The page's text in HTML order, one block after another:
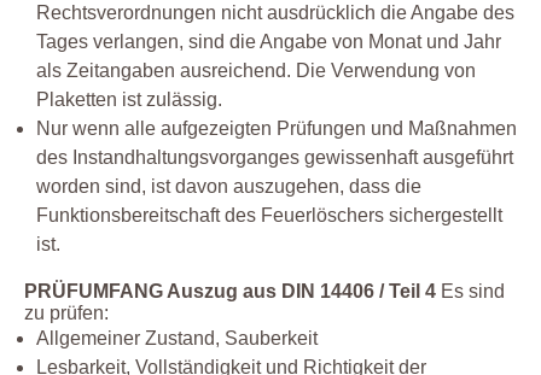
Rechtsverordnungen nicht ausdrücklich die Angabe des
Tages verlangen, sind die Angabe von Monat und Jahr
als Zeitangaben ausreichend. Die Verwendung von
Plaketten ist zulässig.
Nur wenn alle aufgezeigten Prüfungen und Maßnahmen
des Instandhaltungsvorganges gewissenhaft ausgeführt
worden sind, ist davon auszugehen, dass die
Funktionsbereitschaft des Feuerlöschers sichergestellt
ist.
PRÜFUMFANG Auszug aus DIN 14406 / Teil 4 Es sind
zu prüfen:
Allgemeiner Zustand, Sauberkeit
Lesbarkeit, Vollständigkeit und Richtigkeit der